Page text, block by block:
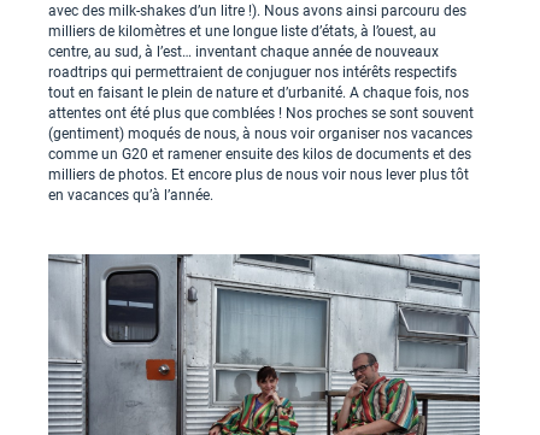
avec des milk-shakes d’un litre !). Nous avons ainsi parcouru des
milliers de kilomètres et une longue liste d’états, à l’ouest, au
centre, au sud, à l’est… inventant chaque année de nouveaux
roadtrips qui permettraient de conjuguer nos intérêts respectifs
tout en faisant le plein de nature et d’urbanité. A chaque fois, nos
attentes ont été plus que comblées ! Nos proches se sont souvent
(gentiment) moqués de nous, à nous voir organiser nos vacances
comme un G20 et ramener ensuite des kilos de documents et des
milliers de photos. Et encore plus de nous voir nous lever plus tôt
en vacances qu’à l’année.